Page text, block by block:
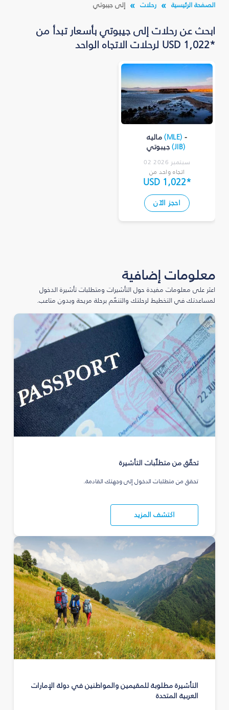
الصفحة الرئيسية رحلات إلى جيبوتي
ابحث عن رحلات إلى جيبوتي بأسعار تبدأ من
*USD 1,022 لرحلات الاتجاه الواحد
ماليه (MLE) -
جيبوتي (JIB)
02 سبتمبر 2026
اتجاه واحد من
USD 1,022*
احجز الآن
معلومات إضافية
اعثر على معلومات مفيدة حول التأشيرات ومتطلبات تأشيرة الدخول
لمساعدتك في التخطيط لرحلتك والتنعّم برحلة مريحة وبدون متاعب.
تحقّق من متطلّبات التأشيرة
تحقق من متطلبات الدخول إلى وجهتك القادمة.
اكتشف المزيد
التأشيرة مطلوبة للمقيمين والمواطنين في دولة الإمارات
العربية المتحدة